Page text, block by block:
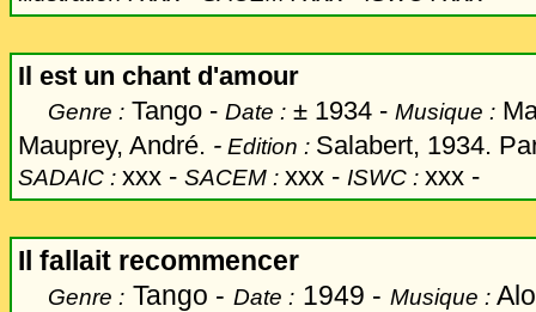
Il est un chant d'amour
Genre : Tango - Date : ± 1934 - Musique :
Mauprey, André. - Edition : Salabert, 1934.
SADAIC : xxx - SACEM : xxx - ISWC : xxx -
Il fallait recommencer
Genre : Tango - Date : 1949 - Musique :